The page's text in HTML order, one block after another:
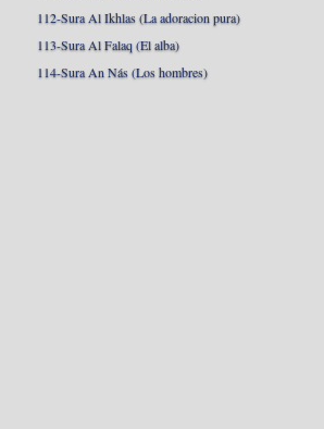
112-Sura Al Ikhlas (La adoracion pura)
113-Sura Al Falaq (El alba)
114-Sura An Nás (Los hombres)